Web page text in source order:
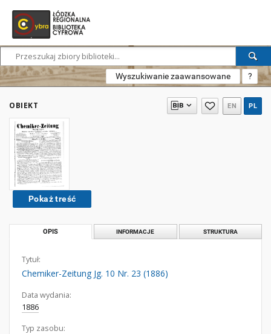
Wyszukiwanie zaawansowane ?
OBIEKT EN PL
Pokaż treść
OPIS INFORMACJE STRUKTURA
Tytuł:
Chemiker-Zeitung Jg. 10 Nr. 23 (1886)
Data wydania:
1886
Typ zasobu: